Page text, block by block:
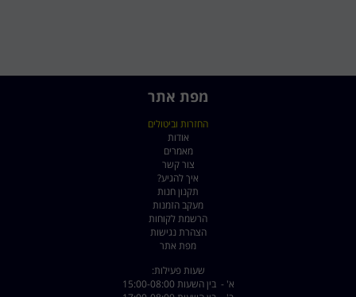
מפת אתר
החזרות וביטולים
אודות
מאמרים
צור קשר
איך להגיע?
תקנון חנות
מעקב הזמנות
הרשמת לקוחות
הצהרת נגישות
מפת אתר
שעות פעילות:
א' - בין השעות 15:00-08:00